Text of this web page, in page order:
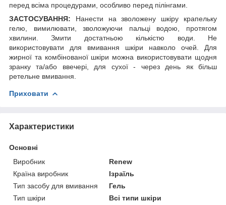
перед всіма процедурами, особливо перед пілінгами.
ЗАСТОСУВАННЯ: Нанести на зволожену шкіру крапельку
гелю, вимилювати, зволожуючи пальці водою, протягом
хвилини. Змити достатньою кількістю води. Не
використовувати для вмивання шкіри навколо очей. Для
жирної та комбінованої шкіри можна використовувати щодня
зранку та/або ввечері, для сухої - через день як більш
ретельне вмивання.
Приховати
Характеристики
Основні
Виробник
Renew
Країна виробник
Ізраїль
Тип засобу для вмивання
Гель
Тип шкіри
Всі типи шкіри